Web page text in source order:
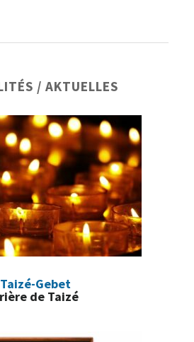
/ AKTUELLES
Taizé-Gebet
de Taizé